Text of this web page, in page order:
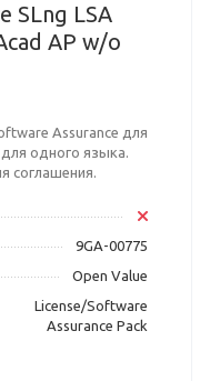
SLng LSA
AP w/o
Assurance для
одного языка.
соглашения.
9GA-00775
Open Value
License/Software
Assurance Pack